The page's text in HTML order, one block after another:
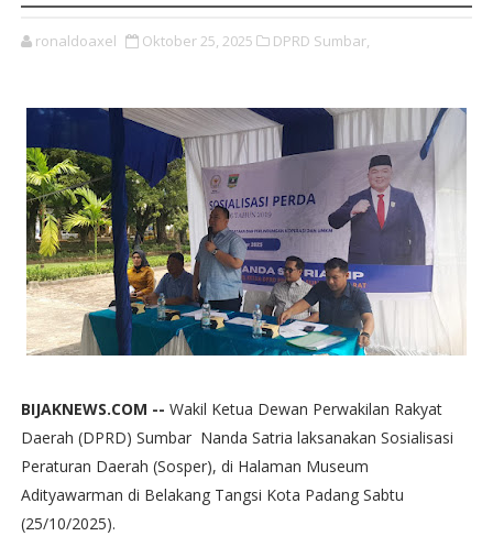
ronaldoaxel Oktober 25, 2025 DPRD Sumbar,
BIJAKNEWS.COM -- Wakil Ketua Dewan Perwakilan Rakyat
Daerah (DPRD) Sumbar Nanda Satria laksanakan Sosialisasi
Peraturan Daerah (Sosper), di Halaman Museum
Adityawarman di Belakang Tangsi Kota Padang Sabtu
(25/10/2025).